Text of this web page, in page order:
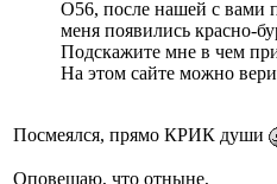
О56, после нашей с вами
меня появились красно-
Подскажите мне в чем
На этом сайте можно
Посмеялся, прямо КРИК души
Оповещаю, что отныне,